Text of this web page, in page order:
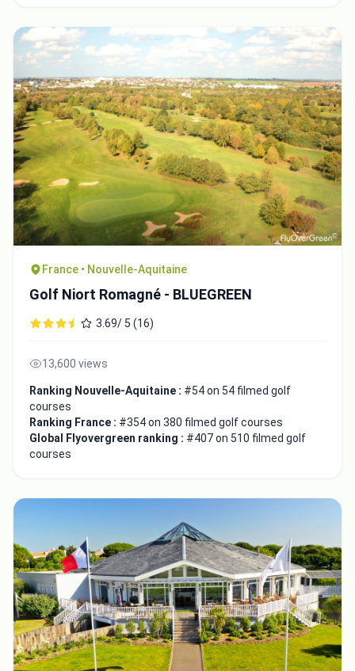
France • Nouvelle-Aquitaine
Golf Niort Romagné - BLUEGREEN
3.69/ 5 (16)
13,600 views
Ranking Nouvelle-Aquitaine : #54 on 54 filmed golf
courses
Ranking France : #354 on 380 filmed golf courses
Global Flyovergreen ranking : #407 on 510 filmed golf
courses